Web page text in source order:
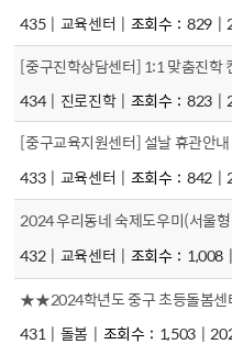
435 교육센터
조회수
829
434 진로진학
[중구진학상담센터] 1:1 맞춤진학
조회수
823
433 교육센터
[중구교육지원센터] 설날 휴관안내
조회수
842
432 교육센터
2024 우리동네 숙제도우미(서울
조회수
1,008
431 돌봄
★★2024학년도 중구 초등돌봄
조회수
1,503